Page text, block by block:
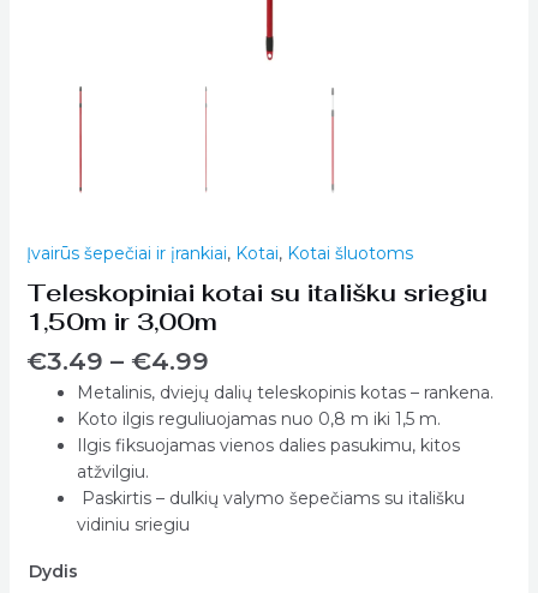
Įvairūs šepečiai ir įrankiai, Kotai, Kotai šluotoms
Teleskopiniai kotai su itališku sriegiu
1,50m ir 3,00m
€3.49 – €4.99
Metalinis, dviejų dalių teleskopinis kotas – rankena.
Koto ilgis reguliuojamas nuo 0,8 m iki 1,5 m.
Ilgis fiksuojamas vienos dalies pasukimu, kitos
atžvilgiu.
Paskirtis – dulkių valymo šepečiams su itališku
vidiniu sriegiu
Dydis